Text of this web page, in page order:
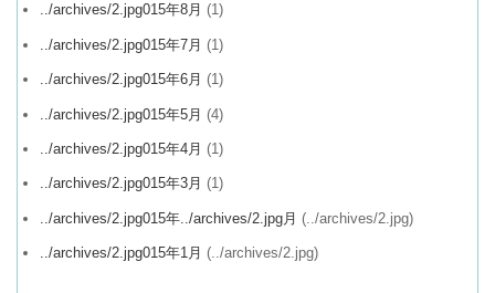
../archives/2.jpg015年8月 (1)
../archives/2.jpg015年7月 (1)
../archives/2.jpg015年6月 (1)
../archives/2.jpg015年5月 (4)
../archives/2.jpg015年4月 (1)
../archives/2.jpg015年3月 (1)
../archives/2.jpg015年../archives/2.jpg月 (../archives/2.jpg)
../archives/2.jpg015年1月 (../archives/2.jpg)